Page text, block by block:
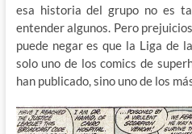
esa historia del grupo no es
entender algunos. Pero
puede negar es que la Liga de
solo uno de los comics de
han publicado, sino uno de los